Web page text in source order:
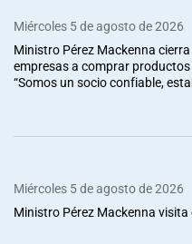
Miércoles 5 de agosto de 2026
Ministro Pérez Mackenna
empresas a comprar
“Somos un socio confiable,
Miércoles 5 de agosto de 2026
Ministro Pérez Mackenna